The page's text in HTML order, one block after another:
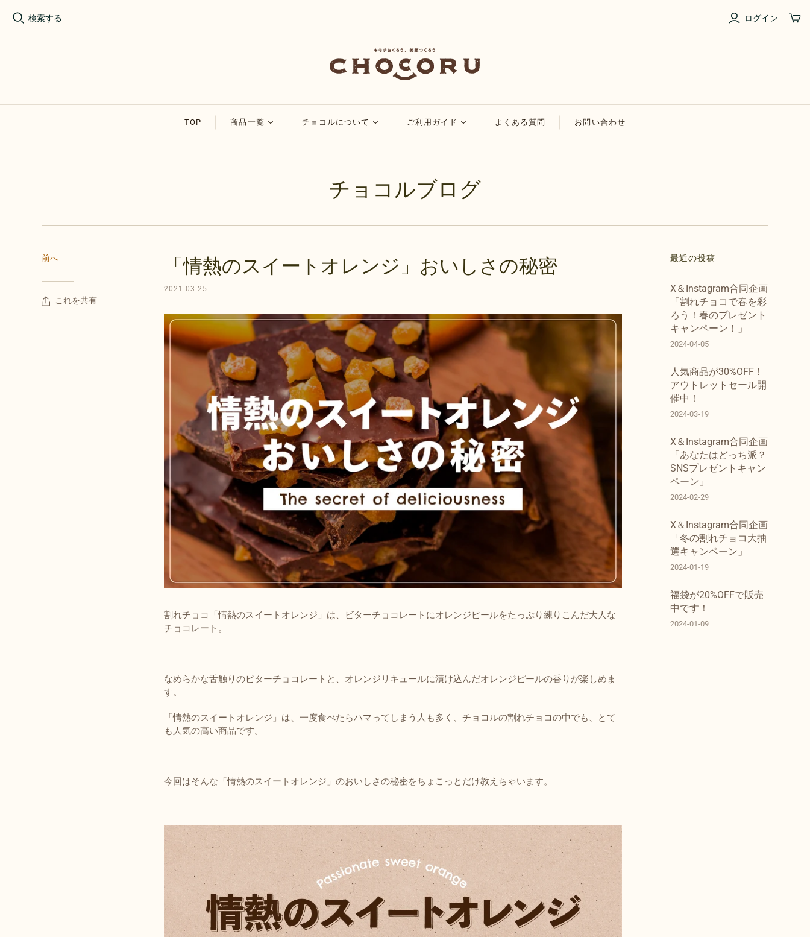
検索する ログイン
TOP 商品一覧 チョコルについて ご利用ガイド
マイページについて
配送・送料について
領収書・納品書の発行
について
ルについて
消費税について
よくある質問 お問い合わせ
チョコルブログ
前へ
これを共有
「情熱のスイートオレンジ」おいしさの秘密
2021-03-25
割れチョコ「情熱のスイートオレンジ」は、ビターチョコレートにオレンジピールをたっぷり練りこんだ大人な
チョコレート。
なめらかな舌触りのビターチョコレートと、オレンジリキュールに漬け込んだオレンジピールの香りが楽しめま
す。
「情熱のスイートオレンジ」は、一度食べたらハマってしまう人も多く、チョコルの割れチョコの中でも、とて
も人気の高い商品です。
今回はそんな「情熱のスイートオレンジ」のおいしさの秘密をちょこっとだけ教えちゃいます。
最近の投稿
X＆Instagram合同企画
「割れチョコで春を彩
ろう！春のプレゼント
キャンペーン！」
2024-04-05
人気商品が30%OFF！
アウトレットセール開
催中！
2024-03-19
X＆Instagram合同企画
「あなたはどっち派？
SNSプレゼントキャン
ペーン」
2024-02-29
X＆Instagram合同企画
「冬の割れチョコ大抽
選キャンペーン」
2024-01-19
福袋が20%OFFで販売
中です！
2024-01-09